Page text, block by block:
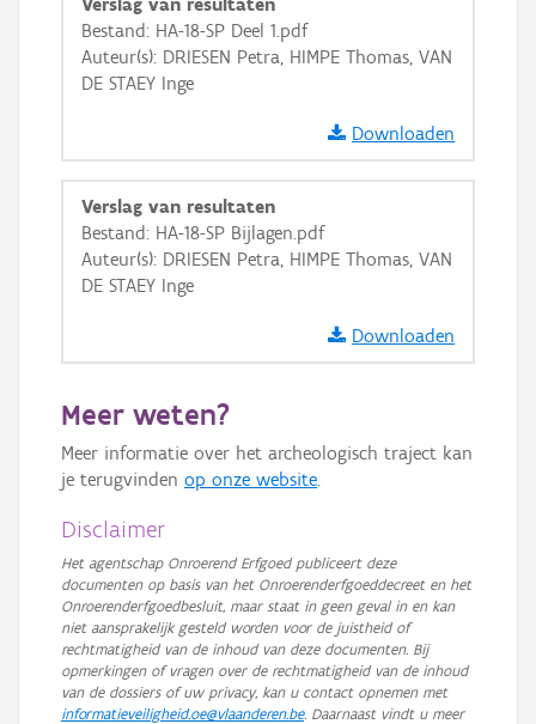
Basis Lagen
OSM-Basiskaart
GRB-Basiskaart
GRB-Basiskaart in grijswaarden
Bestand: HA-18-SP Deel 1.pdf
Auteur(s): DRIESEN Petra, HIMPE Thomas, VAN
DE STAEY Inge
Downloaden
Verslag van resultaten
Bestand: HA-18-SP Bijlagen.pdf
Auteur(s): DRIESEN Petra, HIMPE Thomas, VAN
DE STAEY Inge
Downloaden
Meer weten?
Meer informatie over het archeologisch traject kan
je terugvinden op onze website.
Disclaimer
Het agentschap Onroerend Erfgoed publiceert deze
documenten op basis van het Onroerenderfgoeddecreet en het
Onroerenderfgoedbesluit, maar staat in geen geval in en kan
niet aansprakelijk gesteld worden voor de juistheid of
rechtmatigheid van de inhoud van deze documenten. Bij
opmerkingen of vragen over de rechtmatigheid van de inhoud
van de dossiers of uw privacy, kan u contact opnemen met
informatieveiligheid.oe@vlaanderen.be. Daarnaast vindt u meer